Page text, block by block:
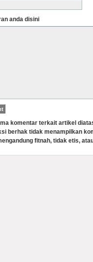
anda disini
komentar terkait artikel
berhak tidak menampilkan
fitnah, tidak etis,